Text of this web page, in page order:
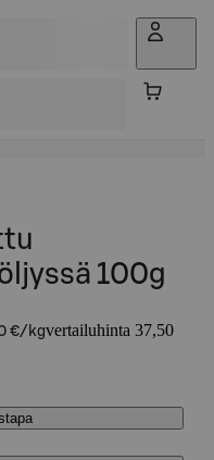
100g
€/kgvertailuhinta 37,50